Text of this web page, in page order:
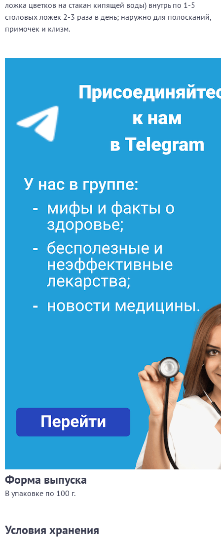
ложка цветков на стакан кипящей воды) внутрь по 1-5
столовых ложек 2-3 раза в день; наружно для полосканий,
примочек и клизм.
Форма выпуска
В упаковке по 100 г.
Условия хранения